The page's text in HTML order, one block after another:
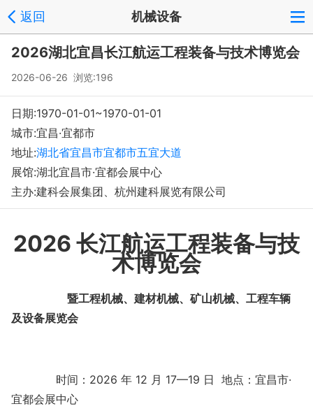
返回 机械设备
2026湖北宜昌长江航运工程装备与技术博览会
2026-06-26 浏览:196
日期:1970-01-01~1970-01-01
城市:宜昌·宜都市
地址:湖北省宜昌市宜都市五宜大道
展馆:湖北宜昌市·宜都会展中心
主办:建科会展集团、杭州建科展览有限公司
2026 长江航运工程装备与技
术博览会
暨工程机械、建材机械、矿山机械、工程车辆
及设备展览会
时间： 2026 年 12 月 17—19 日 地点：宜昌市·
宜都会展中心